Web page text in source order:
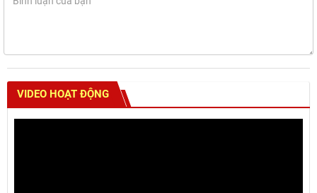
VIDEO HOẠT ĐỘNG